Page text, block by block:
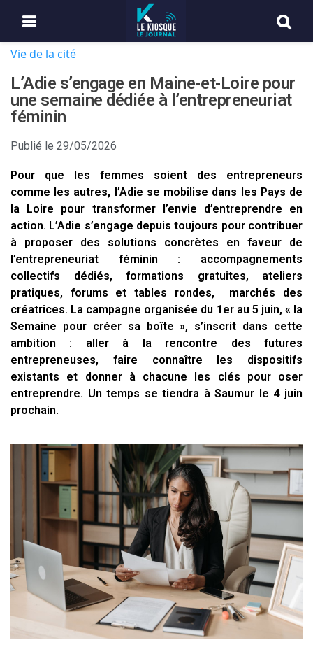
Vie de la cité
L’Adie s’engage en Maine-et-Loire pour
une semaine dédiée à l’entrepreneuriat
féminin
Publié le 29/05/2026
Pour que les femmes soient des entrepreneurs
comme les autres, l’Adie se mobilise dans les Pays de
la Loire pour transformer l’envie d’entreprendre en
action. L’Adie s’engage depuis toujours pour contribuer
à proposer des solutions concrètes en faveur de
l’entrepreneuriat féminin : accompagnements
collectifs dédiés, formations gratuites, ateliers
pratiques, forums et tables rondes, marchés des
créatrices. La campagne organisée du 1er au 5 juin, « la
Semaine pour créer sa boîte », s’inscrit dans cette
ambition : aller à la rencontre des futures
entrepreneuses, faire connaître les dispositifs
existants et donner à chacune les clés pour oser
entreprendre. Un temps se tiendra à Saumur le 4 juin
prochain.